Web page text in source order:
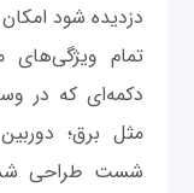
دزدیده شود
تمام
دکمه‌ای که در
مثل برق؛
شست طراحی